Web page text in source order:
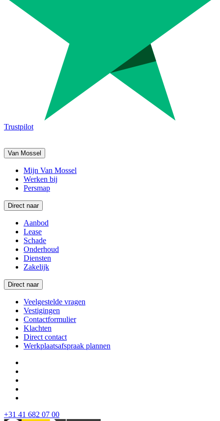
Trustpilot
Van Mossel
Mijn Van Mossel
Werken bij
Persmap
Direct naar
Aanbod
Lease
Schade
Onderhoud
Diensten
Zakelijk
Direct naar
Veelgestelde vragen
Vestigingen
Contactformulier
Klachten
Direct contact
Werkplaatsafspraak plannen
+31 41 682 07 00